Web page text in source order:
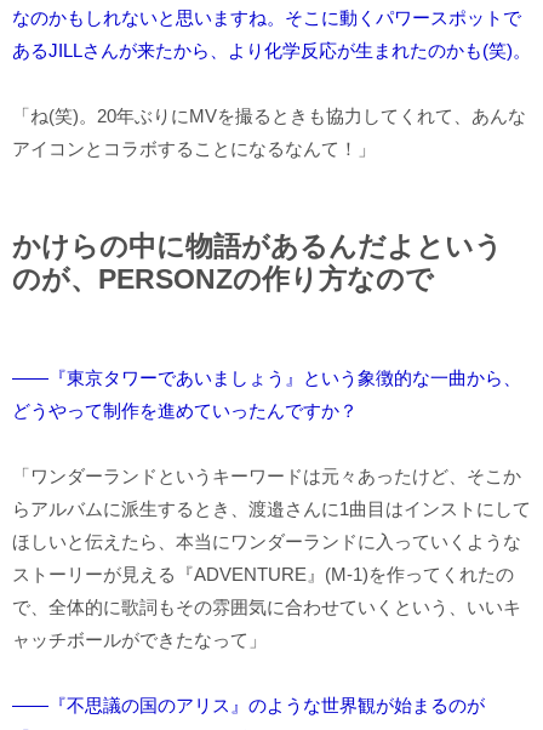
なのかもしれないと思いますね。そこに動くパワースポットで
あるJILLさんが来たから、より化学反応が生まれたのかも(笑)。
「ね(笑)。20年ぶりにMVを撮るときも協力してくれて、あんな
アイコンとコラボすることになるなんて！」
かけらの中に物語があるんだよという
のが、PERSONZの作り方なので
――『東京タワーであいましょう』という象徴的な一曲から、
どうやって制作を進めていったんですか？
「ワンダーランドというキーワードは元々あったけど、そこか
らアルバムに派生するとき、渡邉さんに1曲目はインストにして
ほしいと伝えたら、本当にワンダーランドに入っていくような
ストーリーが見える『ADVENTURE』(M-1)を作ってくれたの
で、全体的に歌詞もその雰囲気に合わせていくという、いいキ
ャッチボールができたなって」
――『不思議の国のアリス』のような世界観が始まるのが